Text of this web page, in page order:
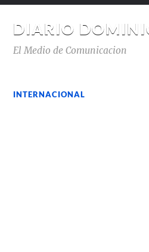
DIARIO
El Medio de Comunicacion
INTERNACIONAL